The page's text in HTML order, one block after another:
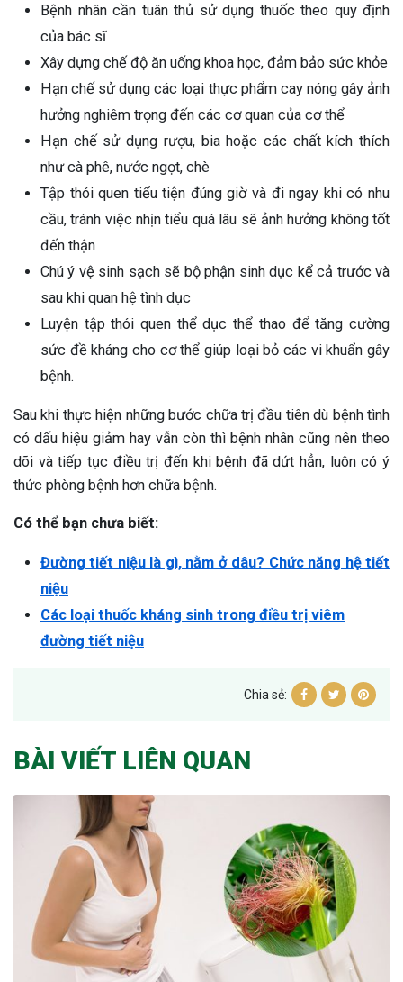
Bệnh nhân cần tuân thủ sử dụng thuốc theo quy định
của bác sĩ
Xây dựng chế độ ăn uống khoa học, đảm bảo sức khỏe
Hạn chế sử dụng các loại thực phẩm cay nóng gây ảnh
hưởng nghiêm trọng đến các cơ quan của cơ thể
Hạn chế sử dụng rượu, bia hoặc các chất kích thích
như cà phê, nước ngọt, chè
Tập thói quen tiểu tiện đúng giờ và đi ngay khi có nhu
cầu, tránh việc nhịn tiểu quá lâu sẽ ảnh hưởng không tốt
đến thận
Chú ý vệ sinh sạch sẽ bộ phận sinh dục kể cả trước và
sau khi quan hệ tình dục
Luyện tập thói quen thể dục thể thao để tăng cường
sức đề kháng cho cơ thể giúp loại bỏ các vi khuẩn gây
bệnh.
Sau khi thực hiện những bước chữa trị đầu tiên dù bệnh tình
có dấu hiệu giảm hay vẫn còn thì bệnh nhân cũng nên theo
dõi và tiếp tục điều trị đến khi bệnh đã dứt hẳn, luôn có ý
thức phòng bệnh hơn chữa bệnh.
Có thể bạn chưa biết:
Đường tiết niệu là gì, nằm ở dâu? Chức năng hệ tiết
niệu
Các loại thuốc kháng sinh trong điều trị viêm
đường tiết niệu
Chia sẻ:
BÀI VIẾT LIÊN QUAN